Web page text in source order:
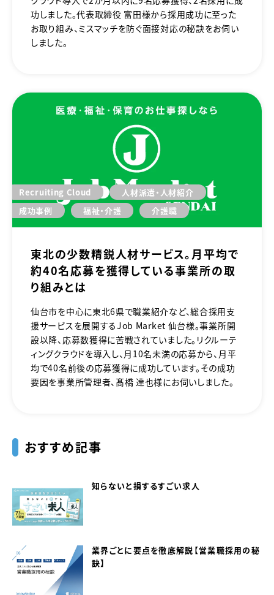
功しました。代表取締役 富田様から採用成功に至った
お取り組み、ミスマッチを防ぐ面接対応の秘訣をお伺い
しました。
Recruiting Cloud
人材派遣・人材紹介
成功事例
福祉・介護 介護職
東北の少数精鋭人材サービス。月平均で
約40名応募を獲得している事業所の取
り組みとは
仙台市を中心に東北6県で職業紹介など、総合採用支
援サービスを展開するJob Market 仙台様。事業所開
設以降、応募数獲得に苦戦されていました。リクルーテ
ィングクラウドを導入し、月10名未満の応募から、月平
均で40名前後の応募獲得に成功しています。その成功
要因を事業所管理者、髙橋 達也様にお伺いしました。
おすすめ記事
知らないと損するすごい求人
業界ごとに要点を徹底解説【営業職採用の秘
訣】